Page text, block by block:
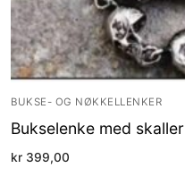
BUKSE- OG NØKKELLENKER
Bukselenke med skaller
kr 399,00